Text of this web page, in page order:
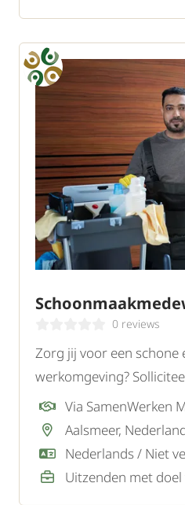
0 reviews
Zorg jij voor een schone
werkomgeving?
Via SamenWerken
Aalsmeer,
Uitzenden met doel